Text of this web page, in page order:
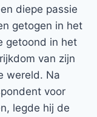
diepe passie
getogen in het
getoond in het
van zijn
wereld. Na
voor
legde hij de